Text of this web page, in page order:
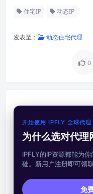
住宅IP 动态IP
发表至： 动态住宅代理
0
开始使用 IPFLY 全球代理
为什么选对代理
IPFLY的IP资源都能为
础。新用户注册即可领
免